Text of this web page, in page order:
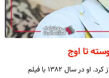
تا اوج
الناز شاکردوست حرفه‌ی بازیگری را از صحنه‌های تئاتر آغاز کرد. او در سال ۱۳۸۲ با فیلم